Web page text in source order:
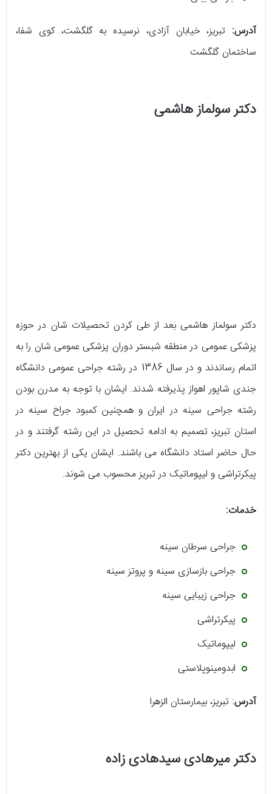
آدرس: تبریز، خیابان آزادی، نرسیده به گلگشت، کوی شفا،
ساختمان گلگشت
دکتر سولماز هاشمی
دکتر سولماز هاشمی بعد از طی کردن تحصیلات شان در حوزه
پزشکی عمومی در منطقه شبستر دوران پزشکی عمومی شان را به
اتمام رساندند و در سال 1386 در رشته جراحی عمومی دانشگاه
جندی شاپور اهواز پذیرفته شدند. ایشان با توجه به مدرن بودن
رشته جراحی سینه در ایران و همچنین کمبود جراح سینه در
استان تبریز، تصمیم به ادامه تحصیل در این رشته گرفتند و در
حال حاضر استاد دانشگاه می باشند. ایشان یکی از بهترین دکتر
پیکرتراشی و لیپوماتیک در تبریز محسوب می شوند.
خدمات:
جراحی سرطان سینه
جراحی بازسازی سینه و پروتز سینه
جراحی زیبایی سینه
پیکرتراشی
لیپوماتیک
ابدومینوپلاستی
آدرس: تبریز، بیمارستان الزهرا
دکتر میرهادی سیدهادی زاده